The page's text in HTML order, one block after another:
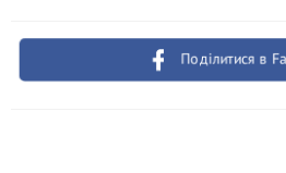
Поділитися в